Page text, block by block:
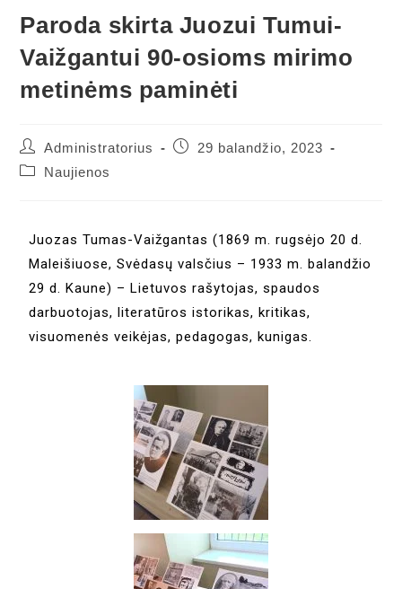
Paroda skirta Juozui Tumui-
Vaižgantui 90-osioms mirimo
metinėms paminėti
Administratorius
29 balandžio, 2023
Naujienos
Juozas Tumas-Vaižgantas (1869 m. rugsėjo 20 d.
Maleišiuose, Svėdasų valsčius – 1933 m. balandžio
29 d. Kaune) – Lietuvos rašytojas, spaudos
darbuotojas, literatūros istorikas, kritikas,
visuomenės veikėjas, pedagogas, kunigas.